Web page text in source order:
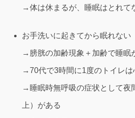
→体は休まるが、睡眠はとれて
お手洗いに起きてから眠れない
→膀胱の加齢現象＋加齢で睡眠
→70代で3時間に1度のトイレは
→睡眠時無呼吸の症状として夜
上）がある